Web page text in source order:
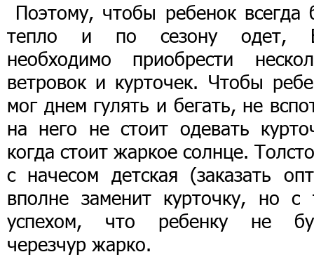
Поэтому, чтобы ребенок всегда
тепло и по сезону одет,
необходимо приобрести
ветровок и курточек. Чтобы
мог днем гулять и бегать, не
на него не стоит одевать
когда стоит жаркое солнце.
с начесом детская (заказать
вполне заменит курточку, но с
успехом, что ребенку не
черезчур жарко.